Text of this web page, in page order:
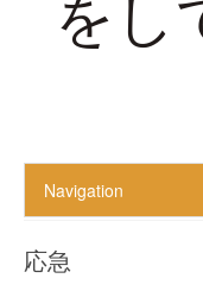
をし
応急